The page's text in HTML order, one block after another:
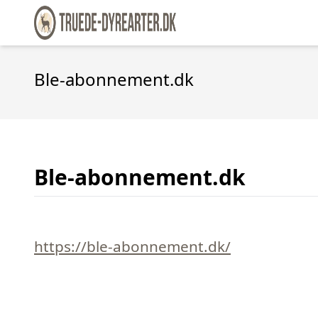
Ble-abonnement.dk
Ble-abonnement.dk
https://ble-abonnement.dk/